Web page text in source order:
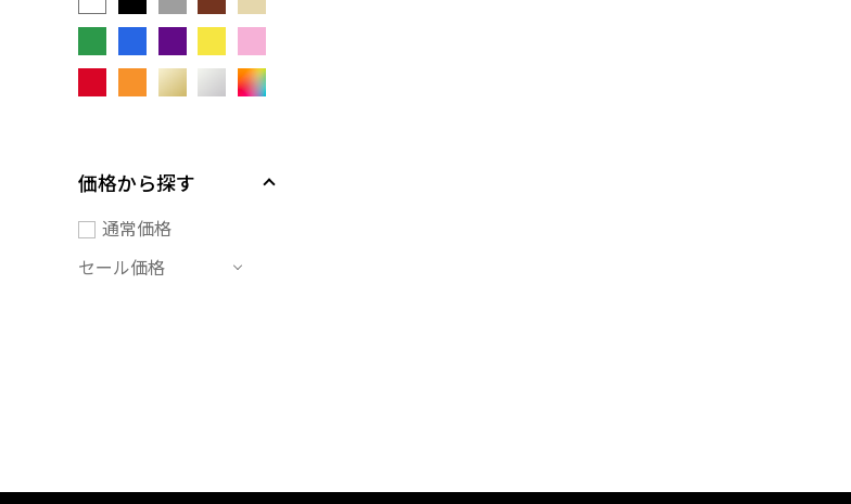
価格から探す
通常価格
セール価格